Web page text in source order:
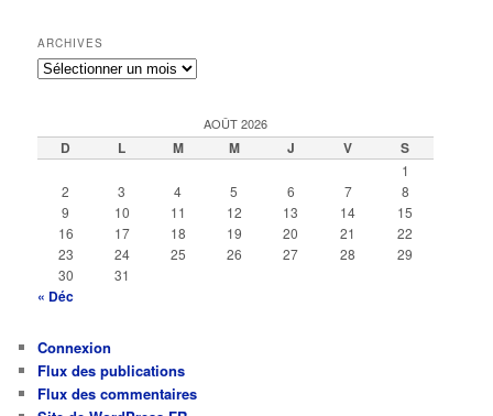
ARCHIVES
Archives
AOÛT 2026
D L M M J V S
1
2
3 4 5 6 7
8
9
10 11 12 13 14
15
16
17 18 19 20 21
22
23
24 25 26 27 28
29
30
31
« Déc
Connexion
Flux des publications
Flux des commentaires